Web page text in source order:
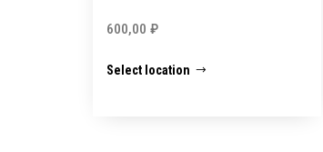
600,00 ₽
Select location